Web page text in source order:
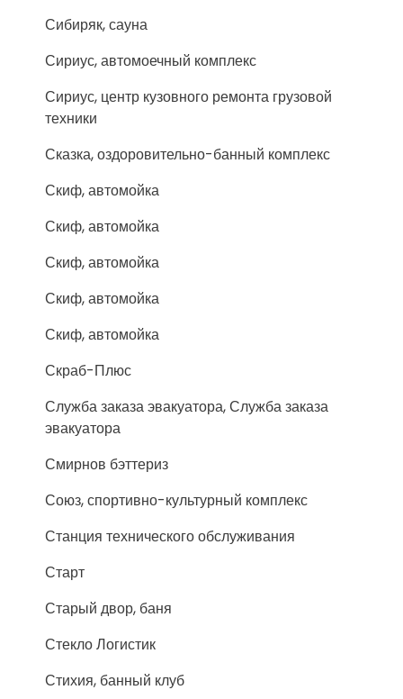
Сибиряк, сауна
Сириус, автомоечный комплекс
Сириус, центр кузовного ремонта грузовой
техники
Сказка, оздоровительно-банный комплекс
Скиф, автомойка
Скиф, автомойка
Скиф, автомойка
Скиф, автомойка
Скиф, автомойка
Скраб-Плюс
Служба заказа эвакуатора, Служба заказа
эвакуатора
Смирнов бэттериз
Союз, спортивно-культурный комплекс
Станция технического обслуживания
Старт
Старый двор, баня
Стекло Логистик
Стихия, банный клуб